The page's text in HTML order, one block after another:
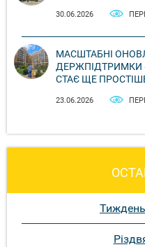
30.06.2026
МАСШТАБНІ
ДЕРЖПІДТРИМКИ
СТАЄ ЩЕ
23.06.2026
Тиждень